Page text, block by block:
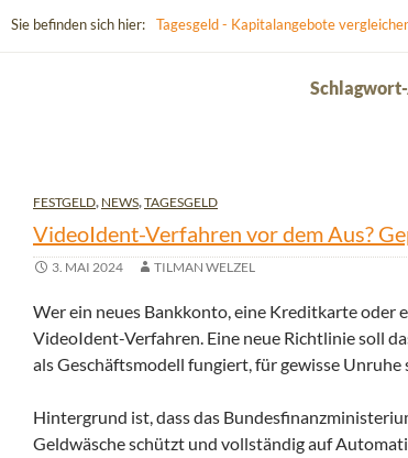
Sie befinden sich hier: Tagesgeld - Kapitalangebote
FESTGELD, NEWS,TAGESGELD
VideoIdent-Verfahren vor dem Aus?
3. MAI 2024 TILMAN WELZEL
Wer ein neues Bankkonto, eine Kreditkarte oder
VideoIdent-Verfahren. Eine neue Richtlinie soll
als Geschäftsmodell fungiert, für gewisse
Hintergrund ist, dass das
Geldwäsche schützt und vollständig auf